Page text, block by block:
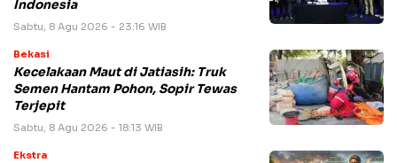
Indonesia
Sabtu, 8 Agu 2026 - 23:16 WIB
Bekasi
Kecelakaan Maut di Jatiasih: Truk
Semen Hantam Pohon, Sopir Tewas
Terjepit
Sabtu, 8 Agu 2026 - 18:13 WIB
Ekstra